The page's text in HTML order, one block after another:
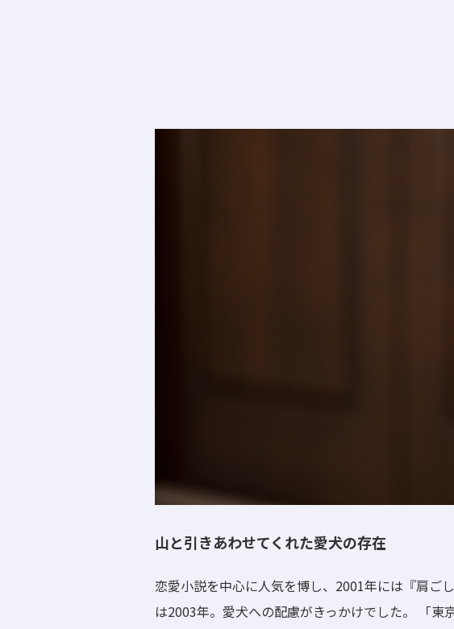
山と引きあわせてくれた愛犬の存在
恋愛小説を中心に人気を博し、2001年には『肩ご
は2003年。愛犬への配慮がきっかけでした。 「